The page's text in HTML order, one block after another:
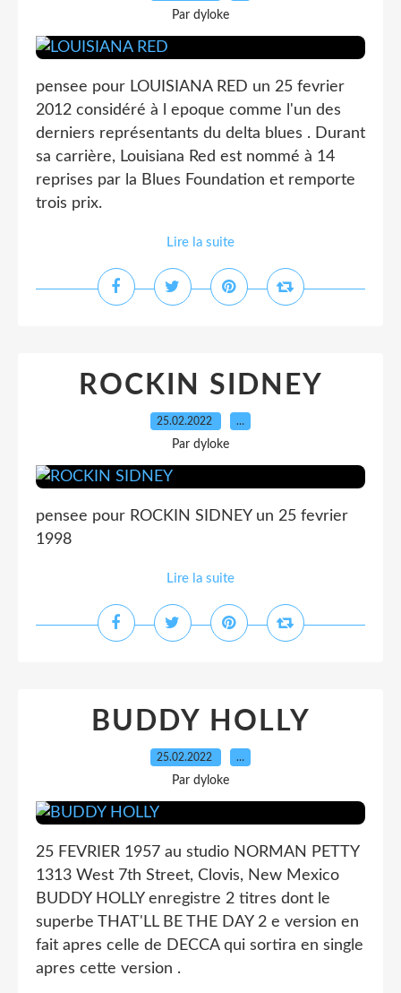
Par dyloke
pensee pour LOUISIANA RED un 25 fevrier
2012 considéré à l epoque comme l'un des
derniers représentants du delta blues . Durant
sa carrière, Louisiana Red est nommé à 14
reprises par la Blues Foundation et remporte
trois prix.
Lire la suite
ROCKIN SIDNEY
25.02.2022 …
Par dyloke
pensee pour ROCKIN SIDNEY un 25 fevrier
1998
Lire la suite
BUDDY HOLLY
25.02.2022 …
Par dyloke
25 FEVRIER 1957 au studio NORMAN PETTY
1313 West 7th Street, Clovis, New Mexico
BUDDY HOLLY enregistre 2 titres dont le
superbe THAT'LL BE THE DAY 2 e version en
fait apres celle de DECCA qui sortira en single
apres cette version .